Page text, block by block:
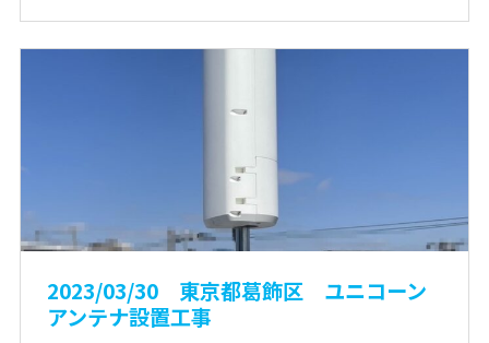
2023/03/30 東京都葛飾区 ユニコーン
アンテナ設置工事